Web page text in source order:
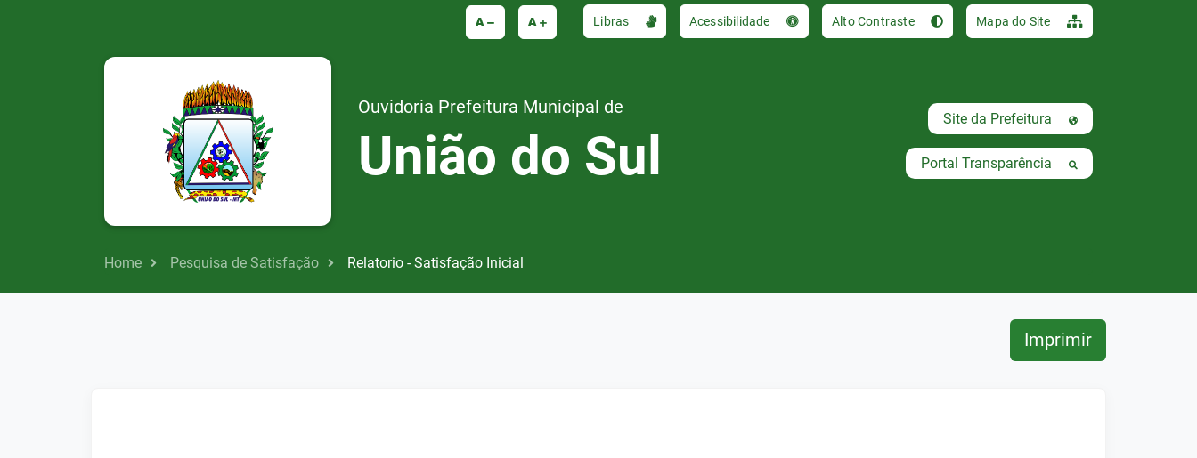
A A Libras Acessibilidade Alto Contraste Mapa do Site
Ouvidoria Prefeitura Municipal de
União do Sul
Site da Prefeitura
Portal Transparência
Home Pesquisa de Satisfação Relatorio - Satisfação Inicial
Imprimir